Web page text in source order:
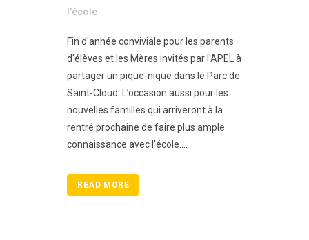
l'école
Fin d'année conviviale pour les parents
d'élèves et les Mères invités par l'APEL à
partager un pique-nique dans le Parc de
Saint-Cloud. L’occasion aussi pour les
nouvelles familles qui arriveront à la
rentré prochaine de faire plus ample
connaissance avec l'école....
READ MORE